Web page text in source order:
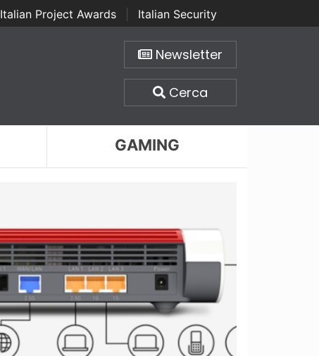
Italian Project Awards
Italian Security
Newsletter
Cerca
GAMING